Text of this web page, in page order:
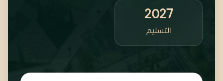
2027
التسليم